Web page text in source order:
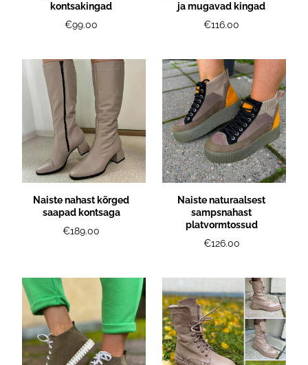
kontsakingad
€99.00
ja mugavad kingad
€116.00
Naiste nahast kõrged
saapad kontsaga
€189.00
Naiste naturaalsest
sampsnahast
platvormtossud
€126.00